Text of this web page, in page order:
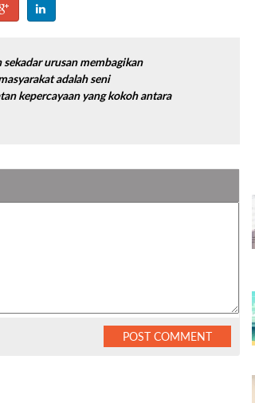
urusan membagikan
adalah seni
kepercayaan yang kokoh antara
POST COMMENT